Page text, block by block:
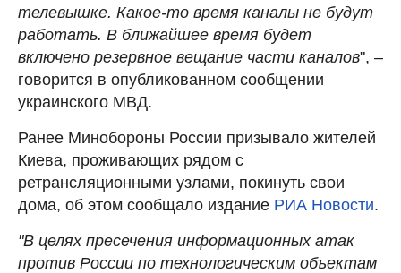
телевышке. Какое-то время каналы не будут
работать. В ближайшее время будет
включено резервное вещание части каналов", –
говорится в опубликованном сообщении
украинского МВД.
Ранее Минобороны России призывало жителей
Киева, проживающих рядом с
ретрансляционными узлами, покинуть свои
дома, об этом сообщало издание РИА Новости.
"В целях пресечения информационных атак
против России по технологическим объектам